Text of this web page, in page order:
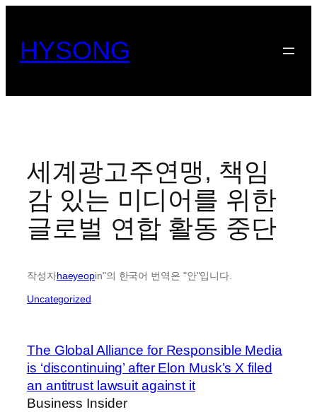
HYSONG
세계광고주연맹, 책임
감 있는 미디어를 위한
글로벌 연합 활동 중단
작성자haeyeopin"의 한국어 번역은 "안"입니다.
Uncategorized
The Global Alliance for Responsible Media
is ‘discontinuing’ after Elon Musk’s X filed
an antitrust lawsuit against it
Business Insider